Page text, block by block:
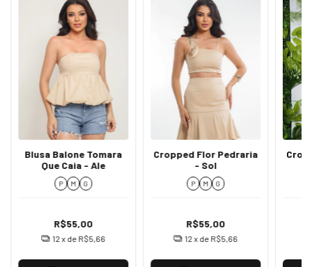
Blusa Balone Tomara
Que Caia - Ale
P M G
R$55,00
12x de R$5,66
Cropped Flor Pedraria
- Sol
P M G
R$55,00
12x de R$5,66